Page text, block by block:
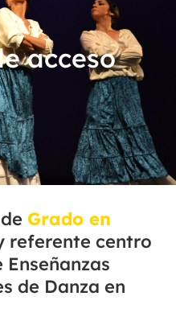
acceso
Grado en
referente centro
Enseñanzas
de Danza en